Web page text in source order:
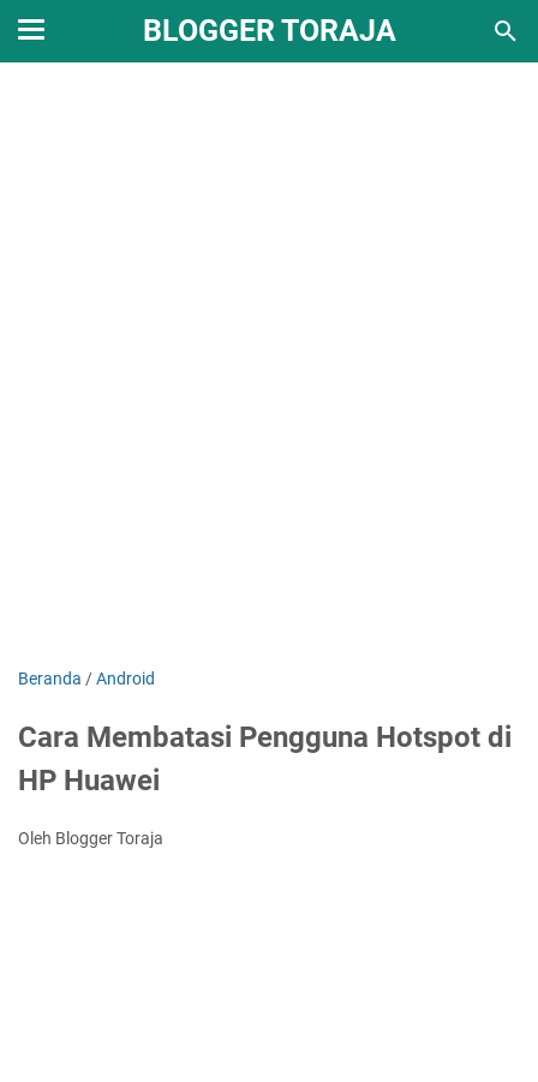
BLOGGER TORAJA
Beranda /Android
Cara Membatasi Pengguna Hotspot di
HP Huawei
Oleh Blogger Toraja